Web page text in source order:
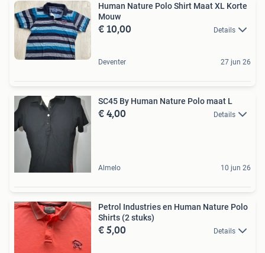
Human Nature Polo Shirt Maat XL Korte
Mouw
€ 10,00 Details
Deventer 27 jun 26
SC45 By Human Nature Polo maat L
€ 4,00 Details
Almelo 10 jun 26
Petrol Industries en Human Nature Polo
Shirts (2 stuks)
€ 5,00 Details